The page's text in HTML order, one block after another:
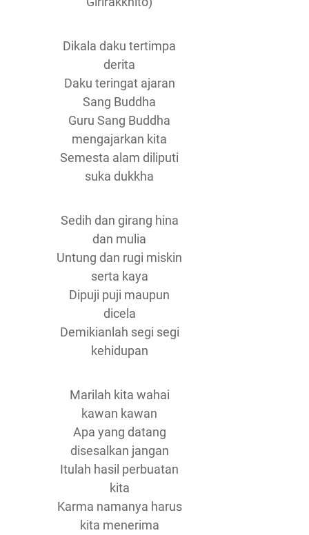
Dikala daku tertimpa
derita
Daku teringat ajaran
Sang Buddha
Guru Sang Buddha
mengajarkan kita
Semesta alam diliputi
suka dukkha
Sedih dan girang hina
dan mulia
Untung dan rugi miskin
serta kaya
Dipuji puji maupun
dicela
Demikianlah segi segi
kehidupan
Marilah kita wahai
kawan kawan
Apa yang datang
disesalkan jangan
Itulah hasil perbuatan
kita
Karma namanya harus
kita menerima